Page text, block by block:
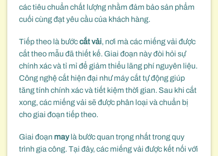
các tiêu chuẩn chất lượng nhằm đảm bảo sản phẩm
cuối cùng đạt yêu cầu của khách hàng.
Tiếp theo là bướccắt vải, nơi mà các miếng vải được
cắt theo mẫu đã thiết kế. Giai đoạn này đòi hỏi sự
chính xác và tỉ mỉ để giảm thiểu lãng phí nguyên liệu.
Công nghệ cắt hiện đại như máy cắt tự động giúp
tăng tính chính xác và tiết kiệm thời gian. Sau khi cắt
xong, các miếng vải sẽ được phân loại và chuẩn bị
cho giai đoạn tiếp theo.
Giai đoạn maylà bước quan trọng nhất trong quy
trình gia công. Tại đây, các miếng vải được kết nối với